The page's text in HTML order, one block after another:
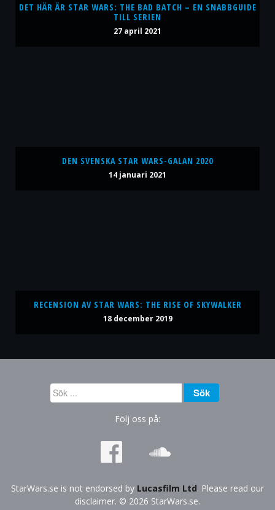
DET HÄR ÄR STAR WARS: THE BAD BATCH – EN SNABBGUIDE
TILL SERIEN
27 april 2021
DEN SVENSKA STAR WARS-GALAN 2020
14 januari 2021
RECENSION AV STAR WARS: THE RISE OF SKYWALKER
18 december 2019
Sök
...
Sök
Följ oss på:
StarWars.se is not endorsed by Lucasfilm Ltd. Please read our
disclaimer. © 2026 StarWars.se.